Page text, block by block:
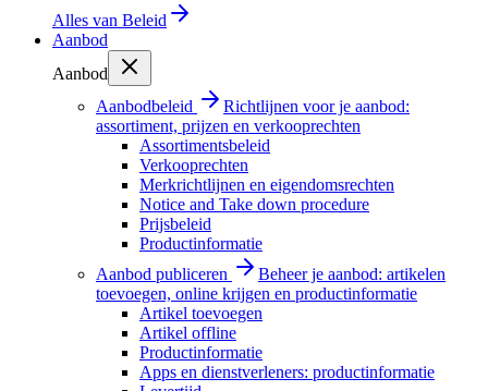
Alles van Beleid
Aanbod
Aanbod
Aanbodbeleid
Richtlijnen voor je aanbod:
assortiment, prijzen en verkooprechten
Assortimentsbeleid
Verkooprechten
Merkrichtlijnen en eigendomsrechten
Notice and Take down procedure
Prijsbeleid
Productinformatie
Aanbod publiceren
Beheer je aanbod: artikelen
toevoegen, online krijgen en productinformatie
Artikel toevoegen
Artikel offline
Productinformatie
Apps en dienstverleners: productinformatie